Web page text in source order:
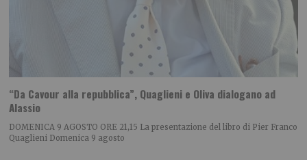
“Da Cavour alla repubblica”, Quaglieni e Oliva dialogano ad
Alassio
DOMENICA 9 AGOSTO ORE 21,15 La presentazione del libro di Pier Franco
Quaglieni Domenica 9 agosto